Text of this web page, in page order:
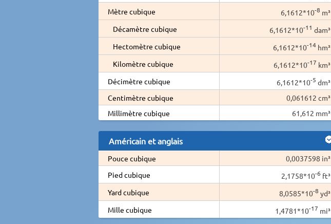
Mètre cubique
6,1612*10-8 m³
Décamètre cubique
6,1612*10-11 dam³
Hectomètre cubique
6,1612*10-14 hm³
Kilomètre cubique
6,1612*10-17 km³
Décimètre cubique
6,1612*10-5 dm³
Centimètre cubique
0,061612 cm³
Millimètre cubique
61,612 mm³
Américain et anglais
Pouce cubique
0,0037598 in³
Pied cubique
2,1758*10-6 ft³
Yard cubique
8,0585*10-8 yd³
Mille cubique
1,4781*10-17 mi³